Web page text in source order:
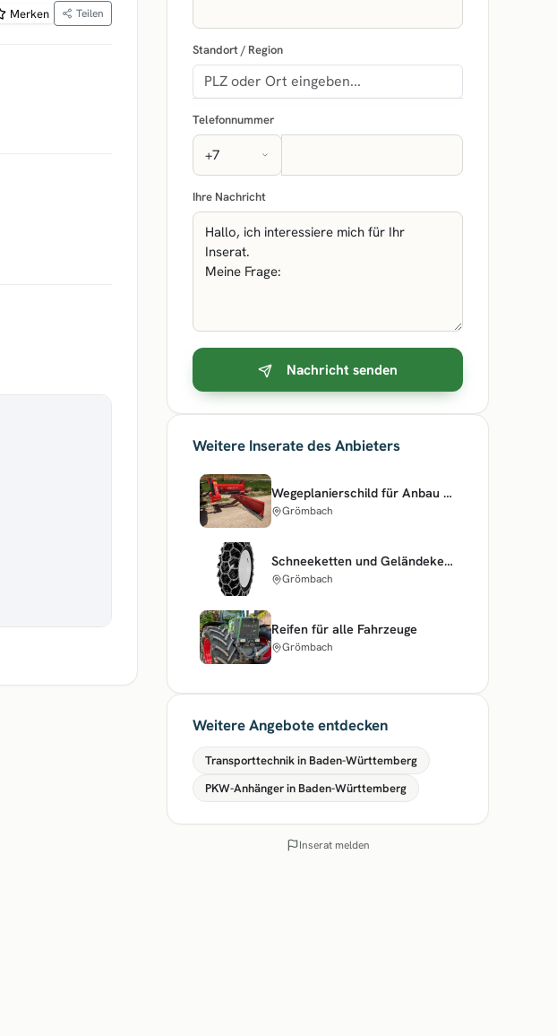
Merken Teilen
Standort / Region
Telefonnummer
Ihre Nachricht
Nachricht senden
Weitere Inserate des Anbieters
Wegeplanierschild für Anbau an Dreipunkt
Grömbach
Schneeketten und Geländeketten
Grömbach
Reifen für alle Fahrzeuge
Grömbach
Weitere Angebote entdecken
Transporttechnik in Baden-Württemberg
PKW-Anhänger in Baden-Württemberg
Inserat melden